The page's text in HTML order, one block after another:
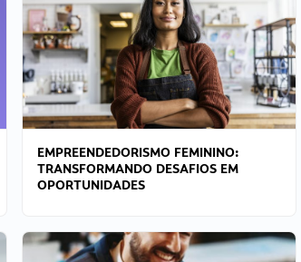
EMPREENDEDORISMO FEMININO:
TRANSFORMANDO DESAFIOS EM
OPORTUNIDADES